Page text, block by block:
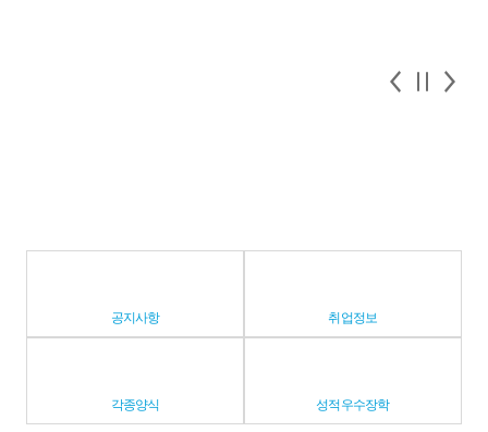
공지사항 취업정보
각종양식 성적우수장학